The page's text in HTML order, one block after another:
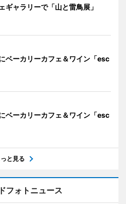
ギャラリーで「山と雷鳥展」
ベーカリーカフェ＆ワイン「esc
ベーカリーカフェ＆ワイン「esc
っと見る
フォトニュース